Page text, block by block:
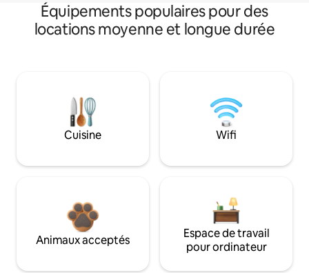
Équipements populaires pour des
locations moyenne et longue durée
Cuisine Wifi
Animaux acceptés
Espace de travail
pour ordinateur